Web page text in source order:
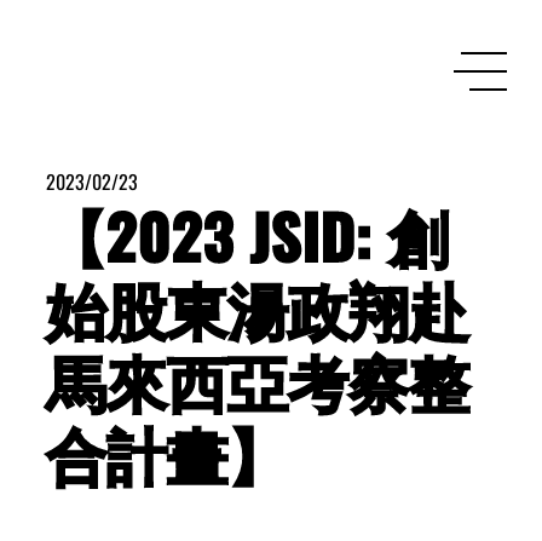
2023/02/23
【2023 JSID: 創
始股東湯政翔赴
馬來西亞考察整
合計畫】